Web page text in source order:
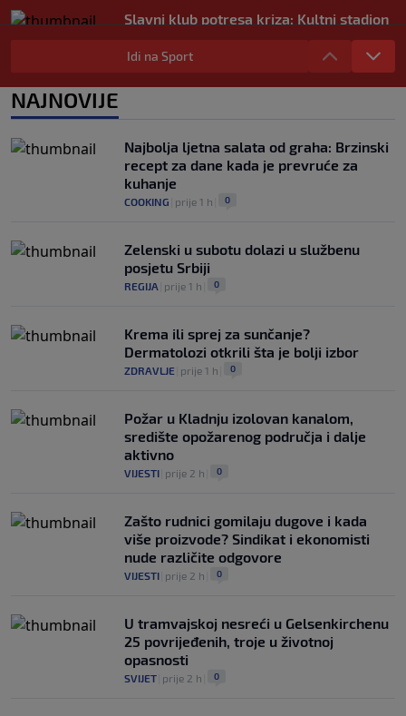
Slavni klub potresa kriza: Kultni stadion
u Italiji bit će prazan na početku sezone,
navijači objavili rat upravi
Idi na Sport
NAJNOVIJE
Najbolja ljetna salata od graha: Brzinski
recept za dane kada je prevruće za
kuhanje
COOKING prije 1 h 0
Zelenski u subotu dolazi u službenu
posjetu Srbiji
REGIJA prije 1 h 0
Krema ili sprej za sunčanje?
Dermatolozi otkrili šta je bolji izbor
ZDRAVLJE prije 1 h 0
Požar u Kladnju izolovan kanalom,
središte opožarenog područja i dalje
aktivno
VIJESTI prije 2 h 0
Zašto rudnici gomilaju dugove i kada
više proizvode? Sindikat i ekonomisti
nude različite odgovore
VIJESTI prije 2 h 0
U tramvajskoj nesreći u Gelsenkirchenu
25 povrijeđenih, troje u životnoj
opasnosti
SVIJET prije 2 h 0